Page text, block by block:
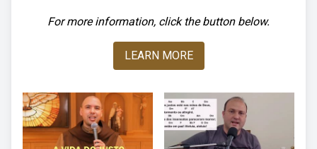
For more information, click the button below.
LEARN MORE